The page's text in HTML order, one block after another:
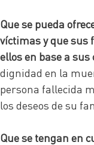
Que se pueda
víctimas y que sus
ellos en base a
dignidad en la
persona fallecida
los deseos de su
Que se tengan en